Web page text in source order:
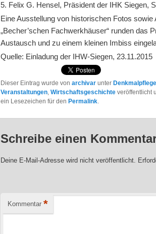
5. Felix G. Hensel, Präsident der IHK Siegen,
Eine Ausstellung von historischen Fotos sowie
„Becher’schen Fachwerkhäuser“ runden das
Austausch und zu einem kleinen Imbiss
Quelle: Einladung der IHW-Siegen, 23.11.2015
Dieser Eintrag wurde vonarchivar unter Denkmalpflege
Veranstaltungen,Wirtschaftsgeschichte veröffentlicht
ein Lesezeichen für den Permalink.
Schreibe einen
Deine E-Mail-Adresse wird nicht veröffentlicht.
Kommentar *